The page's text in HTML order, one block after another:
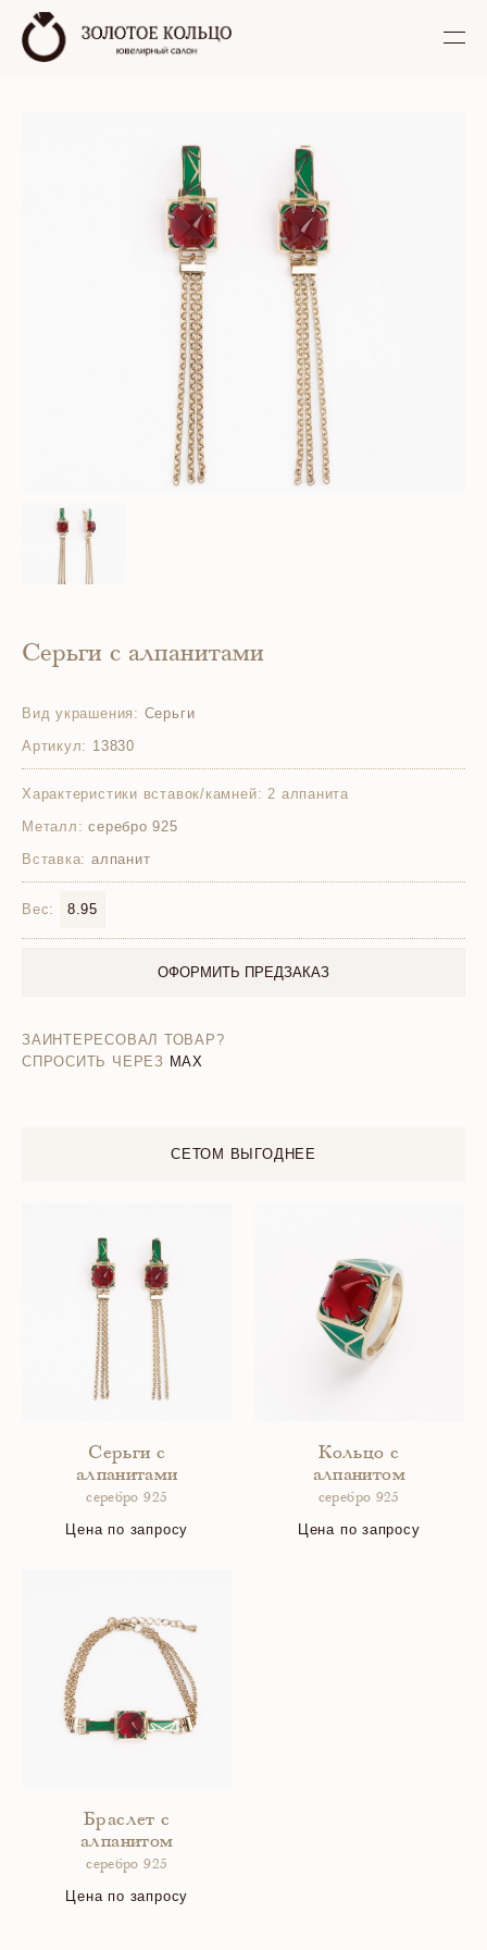
Серьги с алпанитами
Вид украшения: Серьги
Артикул: 13830
Характеристики вставок/камней: 2 алпанита
Металл: серебро 925
Вставка: алпанит
Вес: 8.95
ОФОРМИТЬ ПРЕДЗАКАЗ
ЗАИНТЕРЕСОВАЛ ТОВАР?
СПРОСИТЬ ЧЕРЕЗ MAX
СЕТОМ ВЫГОДНЕЕ
Серьги с
алпанитами
серебро 925
Цена по запросу
Кольцо с
алпанитом
серебро 925
Цена по запросу
Браслет с
алпанитом
серебро 925
Цена по запросу